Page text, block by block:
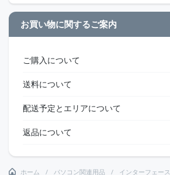
お買い物に関するご案内
ご購入について
送料について
配送予定とエリアについて
返品について
ホーム パソコン関連用品 インターフェース